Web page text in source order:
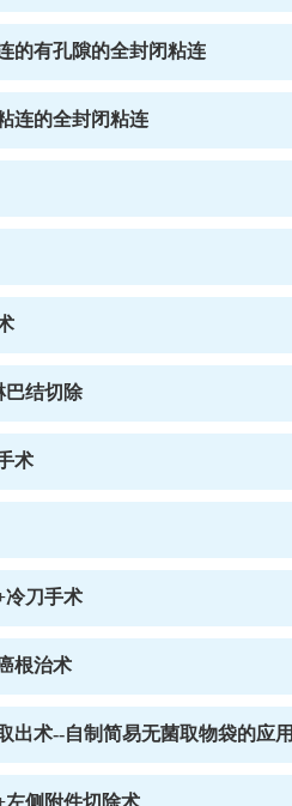
的有孔隙的全封闭粘连
连的全封闭粘连
巴结切除
术
冷刀手术
根治术
出术--自制简易无菌取物袋的应用
侧附件切除术